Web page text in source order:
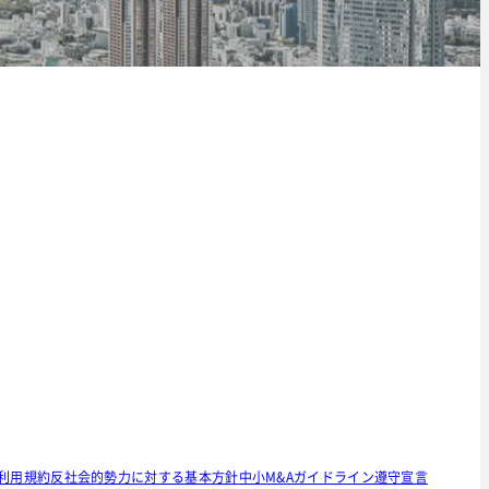
用規約反社会的勢力に対する基本方針中小M&Aガイドライン遵守宣言